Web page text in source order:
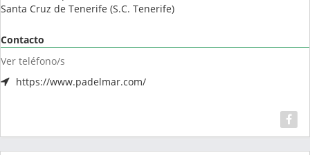
Santa Cruz de Tenerife (S.C. Tenerife)
Contacto
Ver teléfono/s
https://www.padelmar.com/